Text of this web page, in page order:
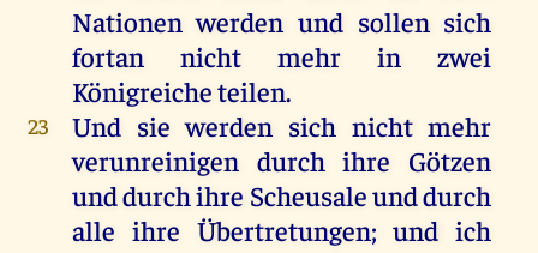
Nationenwerden und sollen sich
fortan nicht mehr in
zwei
Königreicheteilen.
23 Und sie werden sich nicht mehr
verunreinigen durch ihre Götzen
unddurchihre Scheusaleunddurch
alle ihre Übertretungen;und ich